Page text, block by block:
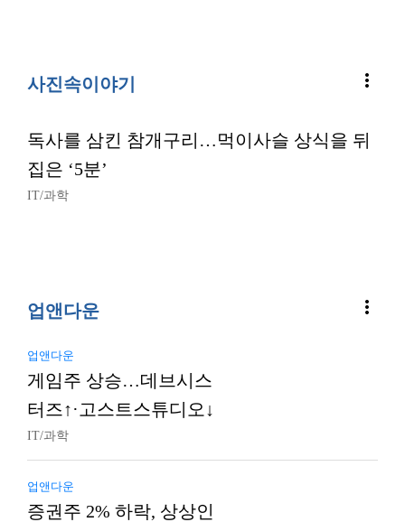
사진속이야기 more_vert
독사를 삼킨 참개구리…먹이사슬 상식을 뒤
집은 ‘5분’
IT/과학
업앤다운 more_vert
업앤다운
게임주 상승…데브시스
터즈↑·고스트스튜디오↓
IT/과학
업앤다운
증권주 2% 하락, 상상인